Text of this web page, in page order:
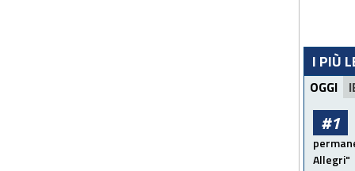
I PIÙ
OGGI
#1
Allegri"